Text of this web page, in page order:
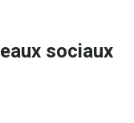
sociaux